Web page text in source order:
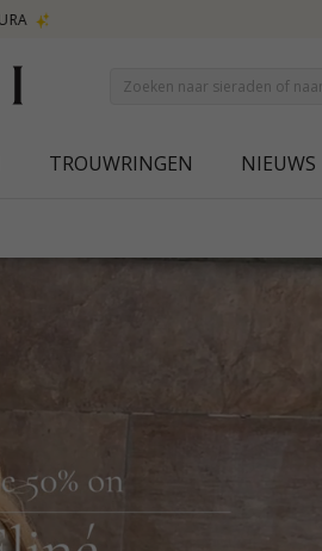
TROUWRINGEN NIEUWS